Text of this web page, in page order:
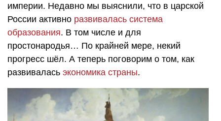
империи. Недавно мы выяснили, что в царской
России активно развивалась система
образования. В том числе и для
простонародья… По крайней мере, некий
прогресс шёл. А теперь поговорим о том, как
развивалась экономика страны.